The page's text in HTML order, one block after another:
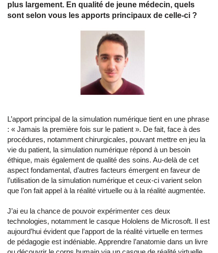
plus largement. En qualité de jeune médecin, quels
sont selon vous les apports principaux de celle-ci ?
L’apport principal de la simulation numérique tient en une phrase
: « Jamais la première fois sur le patient ». De fait, face à des
procédures, notamment chirurgicales, pouvant mettre en jeu la
vie du patient, la simulation numérique répond à un besoin
éthique, mais également de qualité des soins. Au-delà de cet
aspect fondamental, d’autres facteurs émergent en faveur de
l’utilisation de la simulation numérique et ceux-ci varient selon
que l’on fait appel à la réalité virtuelle ou à la réalité augmentée.
J’ai eu la chance de pouvoir expérimenter ces deux
technologies, notamment le casque Hololens de Microsoft. Il est
aujourd’hui évident que l’apport de la réalité virtuelle en termes
de pédagogie est indéniable. Apprendre l’anatomie dans un livre